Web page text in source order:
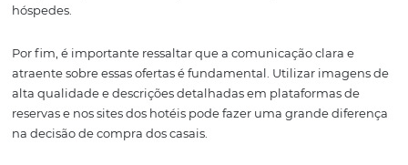
As ofertas combinadas são uma excelente maneira de
hospedagem, mas também experiências adicionais,
jantares românticos, decoração temática dos quartos e
de spa.